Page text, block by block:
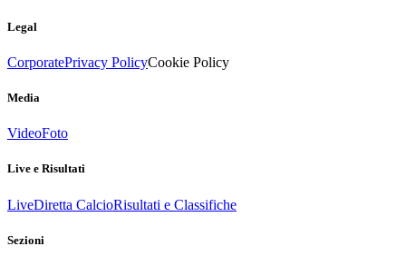
Legal
CorporatePrivacy PolicyCookie Policy
Media
VideoFoto
Live e Risultati
LiveDiretta CalcioRisultati e Classifiche
Sezioni